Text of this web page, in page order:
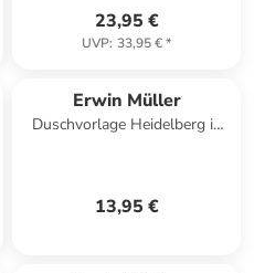
23,95 €
UVP: 33,95 €*
Erwin Müller
Duschvorlage Heidelberg in
13,95 €